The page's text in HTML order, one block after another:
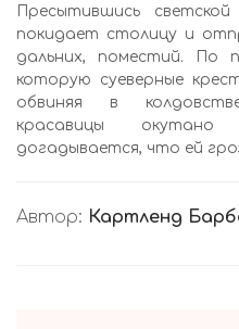
Пресытившись
покидает столицу и
дальних, поместий. По
которую суеверные
обвиняя в
красавицы
догадывается, что ей
Автор: Картленд